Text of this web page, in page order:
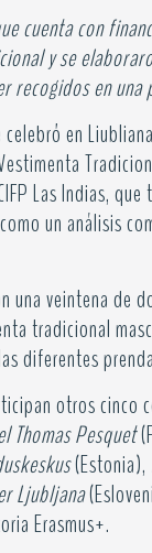
cuenta con
y se
recogidos en una
en
Las Indias,
un análisis
una veintena de
tradicional
diferentes
otros
Thomas Pesquet
(Estonia),
Ljubljana
Erasmus+.